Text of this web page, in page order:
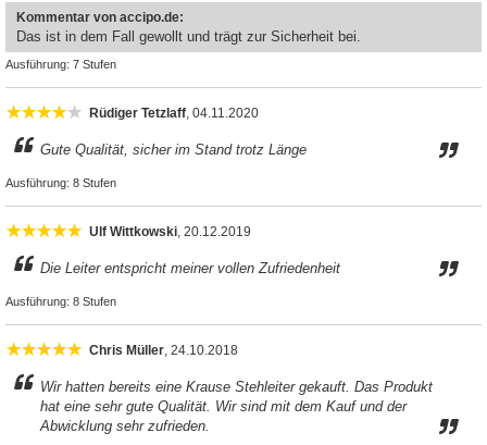
Kommentar von accipo.de:
Das ist in dem Fall gewollt und trägt zur Sicherheit bei.
Ausführung: 7 Stufen
Rüdiger Tetzlaff, 04.11.2020
Gute Qualität, sicher im Stand trotz Länge
Ausführung: 8 Stufen
Ulf Wittkowski, 20.12.2019
Die Leiter entspricht meiner vollen Zufriedenheit
Ausführung: 8 Stufen
Chris Müller, 24.10.2018
Wir hatten bereits eine Krause Stehleiter gekauft. Das Produkt
hat eine sehr gute Qualität. Wir sind mit dem Kauf und der
Abwicklung sehr zufrieden.